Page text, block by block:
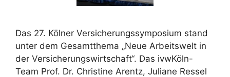
Das 27. Kölner Versicherungssymposium stand
unter dem Gesamtthema „Neue Arbeitswelt in
der Versicherungswirtschaft“. Das ivwKöln-
Team Prof. Dr. Christine Arentz, Juliane Ressel